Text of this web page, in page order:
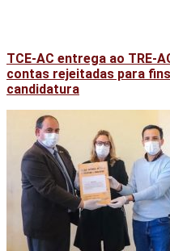
TCE-AC entrega ao TRE-
contas rejeitadas para
candidatura